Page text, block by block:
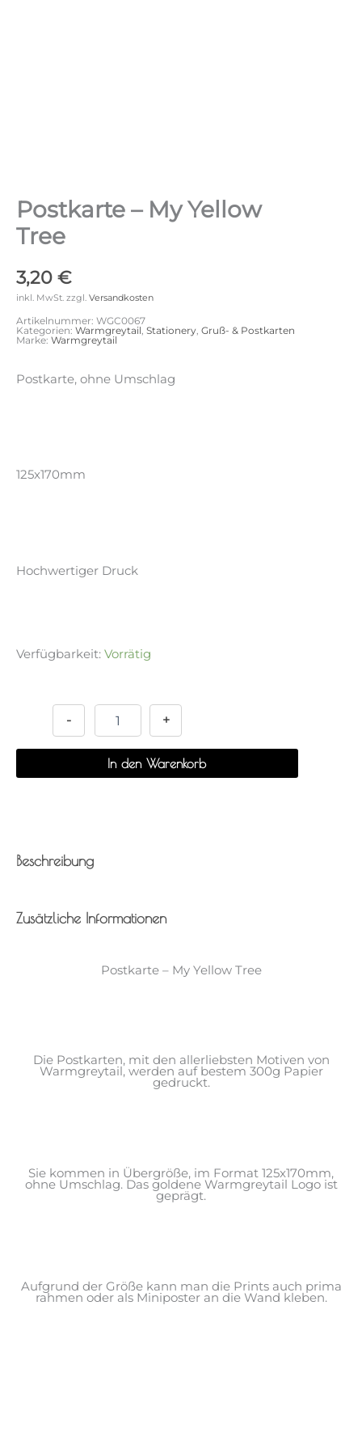
Postkarte – My Yellow
Tree
3,20 €
inkl. MwSt. zzgl. Versandkosten
Artikelnummer: WGC0067
Kategorien: Warmgreytail Stationery Gruß- & Postkarten
Marke: Warmgreytail
Postkarte, ohne Umschlag
125x170mm
Hochwertiger Druck
Verfügbarkeit: Vorrätig
-
Tree
+
In den Warenkorb
Beschreibung
Zusätzliche Informationen
Postkarte – My Yellow Tree
Die Postkarten, mit den allerliebsten Motiven von
Warmgreytail, werden auf bestem 300g Papier
gedruckt.
Sie kommen in Übergröße, im Format 125x170mm,
ohne Umschlag. Das goldene Warmgreytail Logo ist
geprägt.
Aufgrund der Größe kann man die Prints auch prima
rahmen oder als Miniposter an die Wand kleben.